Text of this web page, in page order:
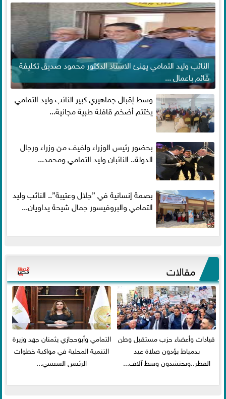
النائب وليد التمامي يهنئ الاستاذ الدكتور محمود صديق تكليفة
قائم باعمال ...
وسط إقبال جماهيري كبير النائب وليد التمامي
يختتم أضخم قافلة طبية مجانية...
بحضور رئيس الوزراء ولفيف من وزراء ورجال
الدولة.. النائبان وليد التمامي ومحمد...
بصمة إنسانية في ”جلال وعتيبة”.. النائب وليد
التمامي والبروفيسور جمال شيحة يداويان...
مقالات
قيادات وأعضاء حزب مستقبل وطن
بدمياط يؤدون صلاة عيد
الفطر..ويحتشدون وسط آلاف...
التمامي وأبوحجازي يثمنان جهد وزيرة
التنمية المحلية في مواكبة خطوات
الرئيس السيسي...